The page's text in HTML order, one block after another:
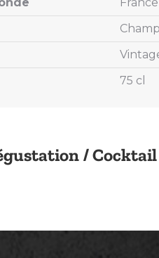
/ Cocktail
75 cl